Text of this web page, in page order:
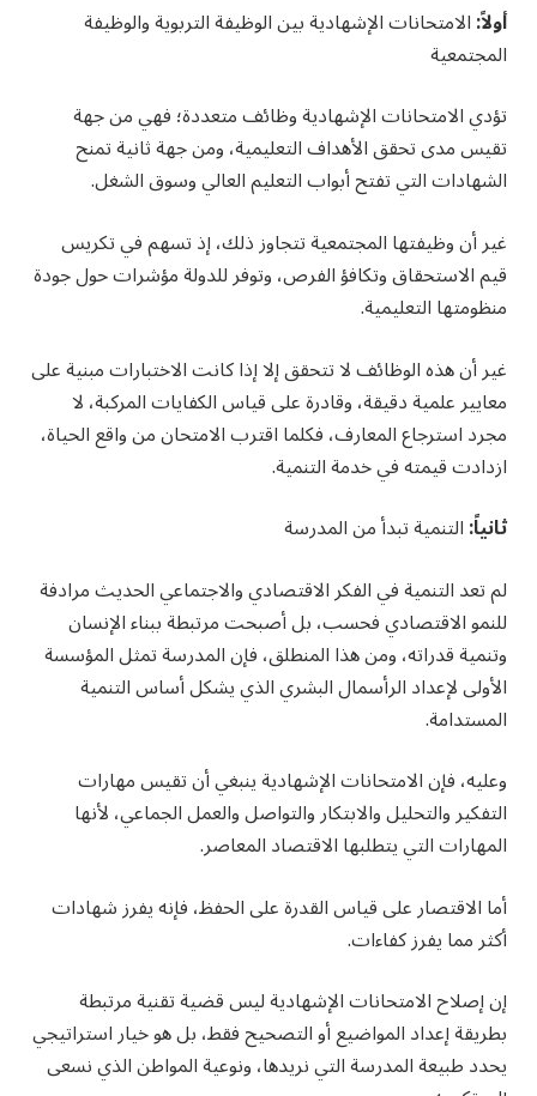
أولاً:الامتحانات الإشهادية بين الوظيفة التربوية والوظيفة
المجتمعية
تؤدي الامتحانات الإشهادية وظائف متعددة؛ فهي من جهة
تقيس مدى تحقق الأهداف التعليمية، ومن جهة ثانية تمنح
الشهادات التي تفتح أبواب التعليم العالي وسوق الشغل.
غير أن وظيفتها المجتمعية تتجاوز ذلك، إذ تسهم في تكريس
قيم الاستحقاق وتكافؤ الفرص، وتوفر للدولة مؤشرات حول جودة
منظومتها التعليمية.
غير أن هذه الوظائف لا تتحقق إلا إذا كانت الاختبارات مبنية على
معايير علمية دقيقة، وقادرة على قياس الكفايات المركبة، لا
مجرد استرجاع المعارف، فكلما اقترب الامتحان من واقع الحياة،
ازدادت قيمته في خدمة التنمية.
ثانياً:التنمية تبدأ من المدرسة
لم تعد التنمية في الفكر الاقتصادي والاجتماعي الحديث مرادفة
للنمو الاقتصادي فحسب، بل أصبحت مرتبطة ببناء الإنسان
وتنمية قدراته، ومن هذا المنطلق، فإن المدرسة تمثل المؤسسة
الأولى لإعداد الرأسمال البشري الذي يشكل أساس التنمية
المستدامة.
وعليه، فإن الامتحانات الإشهادية ينبغي أن تقيس مهارات
التفكير والتحليل والابتكار والتواصل والعمل الجماعي، لأنها
المهارات التي يتطلبها الاقتصاد المعاصر.
أما الاقتصار على قياس القدرة على الحفظ، فإنه يفرز شهادات
أكثر مما يفرز كفاءات.
إن إصلاح الامتحانات الإشهادية ليس قضية تقنية مرتبطة
بطريقة إعداد المواضيع أو التصحيح فقط، بل هو خيار استراتيجي
يحدد طبيعة المدرسة التي نريدها، ونوعية المواطن الذي نسعى